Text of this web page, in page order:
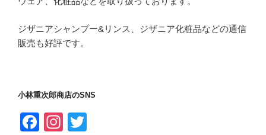
ジザニアシャンプー&リンス、ジザニア化粧品などの通信
販売も好評です。
小林重次郎商店のSNS
F
In